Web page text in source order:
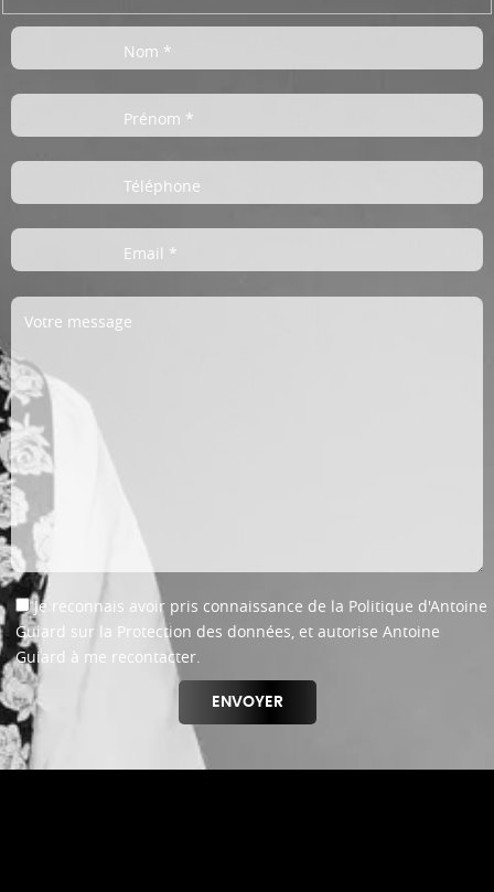
Nom *
Prénom *
Téléphone
Email *
Votre message
Je reconnais avoir pris connaissance de la Politique d'Antoine
Guiard sur la Protection des données, et autorise Antoine
Guiard à me recontacter.